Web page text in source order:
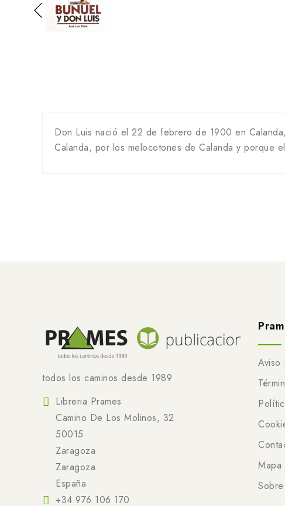
Don Luis nació el 22 de febrero de 1900 en
Calanda, por los melocotones de Calanda y porque
todos los caminos desde 1989
Libreria Prames
Camino De Los Molinos, 32
50015
Zaragoza
Zaragoza
España
+34 976 106 170
Aviso
Mapa